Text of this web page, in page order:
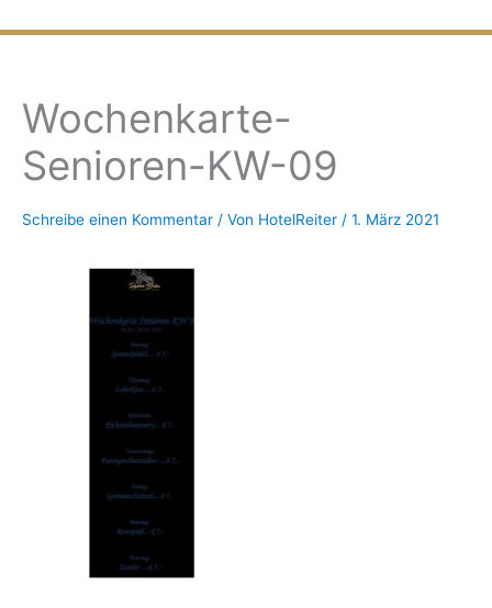
Inhalt
Wochenkarte-
Senioren-KW-09
Schreibe einen Kommentar / Von HotelReiter / 1. März 2021